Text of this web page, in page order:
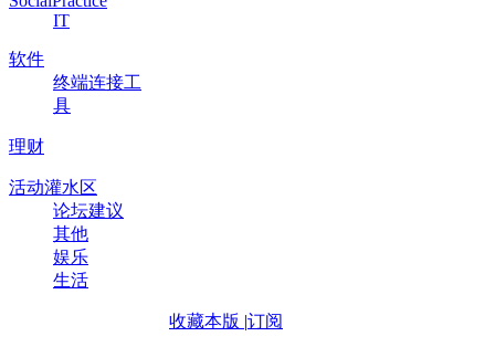
IT
软件
终端连接工
具
理财
活动灌水区
论坛建议
其他
娱乐
生活
收藏本版 |订阅